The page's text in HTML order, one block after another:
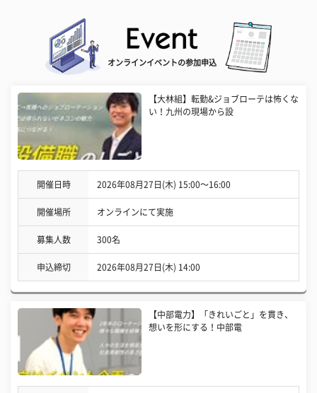
オンラインイベントの参加申込
【大林組】転勤&ジョブローテは怖くな
い！九州の現場から設
開催日時 2026年08月27日(木) 15:00〜16:00
開催場所 オンラインにて実施
募集人数 300名
申込締切 2026年08月27日(木) 14:00
【中部電力】「きれいごと」を貫き、
想いを形にする！中部電